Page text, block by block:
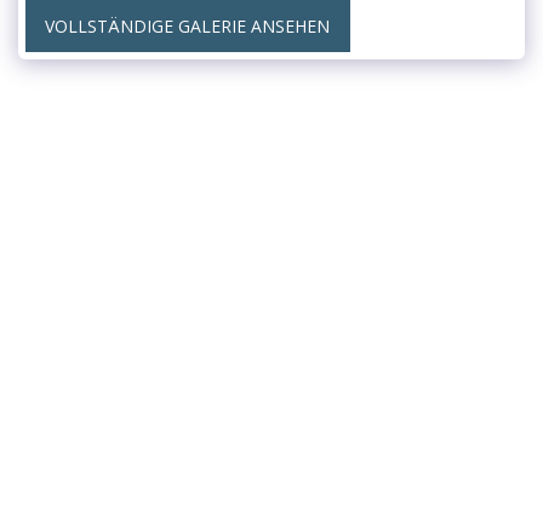
VOLLSTÄNDIGE GALERIE ANSEHEN